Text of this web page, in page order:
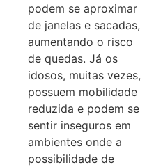
podem se aproximar
de janelas e sacadas,
aumentando o risco
de quedas. Já os
idosos, muitas vezes,
possuem mobilidade
reduzida e podem se
sentir inseguros em
ambientes onde a
possibilidade de